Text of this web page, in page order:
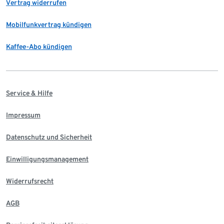
Vertrag widerrufen
Mobilfunkvertrag kündigen
Kaffee-Abo kündigen
Service & Hilfe
Impressum
Datenschutz und Sicherheit
Einwilligungsmanagement
Widerrufsrecht
AGB